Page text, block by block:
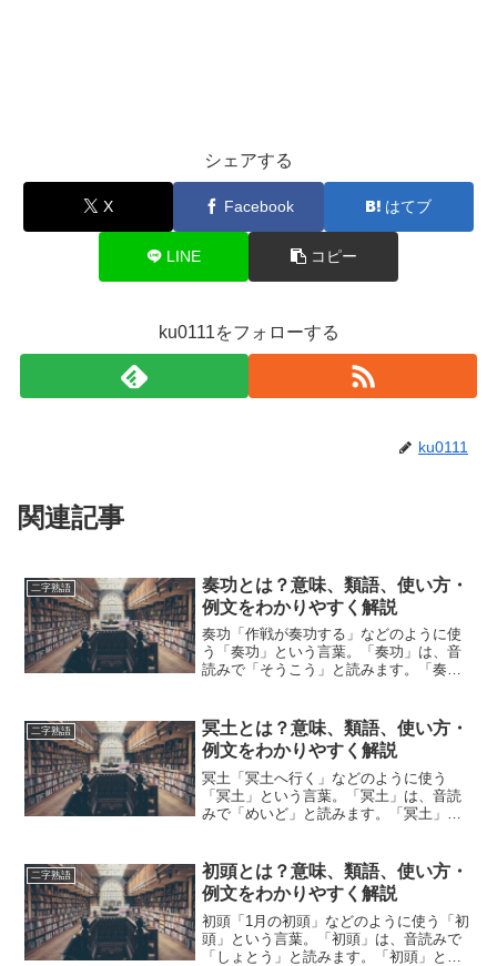
シェアする
X Facebook はてブ
LINE コピー
ku0111をフォローする
ku0111
関連記事
二字熟語
奏功とは？意味、類語、使い方・
例文をわかりやすく解説
奏功「作戦が奏功する」などのように使
う「奏功」という言葉。「奏功」は、音
読みで「そうこう」と読みます。「奏
い方や類語について、小説などの用例を
紹介して、わかりやすく解説...
二字熟語
冥土とは？意味、類語、使い方・
例文をわかりやすく解説
冥土「冥土へ行く」などのように使う
「冥土」という言葉。「冥土」は、音読
みで「めいど」と読みます。「冥土」と
類語について、小説などの用例を紹介し
て、わかりやすく解説してい...
二字熟語
初頭とは？意味、類語、使い方・
例文をわかりやすく解説
初頭「1月の初頭」などのように使う「初
頭」という言葉。「初頭」は、音読みで
「しょとう」と読みます。「初頭」と